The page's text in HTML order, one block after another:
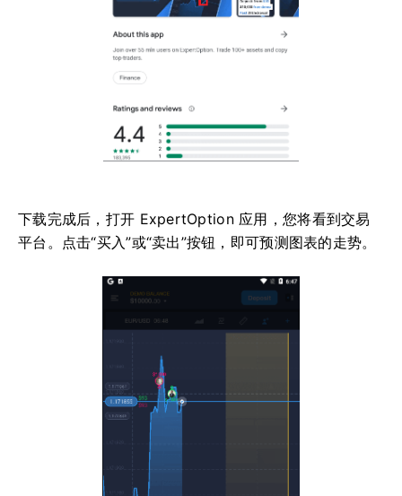
下载完成后，打开 ExpertOption 应用，您将看到交易
平台。点击“买入”或“卖出”按钮，即可预测图表的走势。